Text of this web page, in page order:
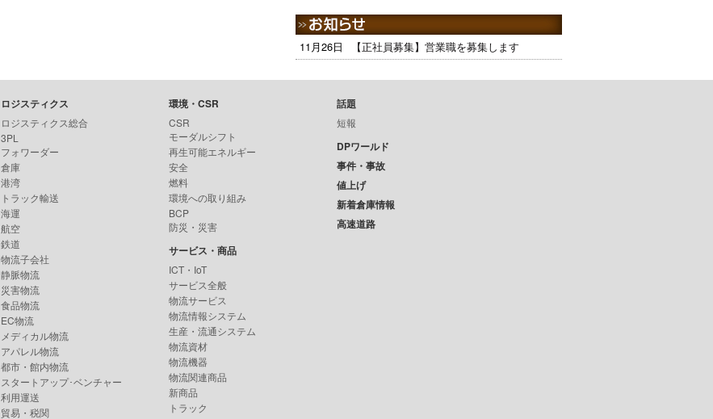
11月26日 【正社員募集】営業職を募集します
ロジスティクス
ロジスティクス総合
3PL
フォワーダー
倉庫
港湾
トラック輸送
海運
航空
鉄道
物流子会社
静脈物流
災害物流
食品物流
EC物流
メディカル物流
アパレル物流
都市・館内物流
スタートアップ･ベンチャー
利用運送
貿易・税関
環境・CSR
CSR
モーダルシフト
再生可能エネルギー
安全
燃料
環境への取り組み
BCP
防災・災害
サービス・商品
ICT・IoT
サービス全般
物流サービス
物流情報システム
生産・流通システム
物流資材
物流機器
物流関連商品
新商品
トラック
話題
短報
DPワールド
事件・事故
値上げ
新着倉庫情報
高速道路